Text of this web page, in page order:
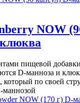
NOW
пищевой
D-манноза и
по своей
маннозой